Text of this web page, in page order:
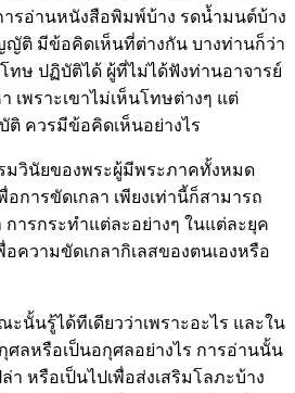
รอ่านหนังสือพิมพ์บ้าง รดน้ำมนต์บ้าง
ติ มีข้อคิดเห็นที่ต่างกัน บางท่านก็ว่า
ทษ ปฏิบัติได้ ผู้ที่ไม่ได้ฟังท่านอาจารย์
เพราะเขาไม่เห็นโทษต่างๆ แต่
ติ ควรมีข้อคิดเห็นอย่างไร
มวินัยของพระผู้มีพระภาคทั้งหมด
อการขัดเกลา เพียงเท่านี้ก็สามารถ
ารกระทำแต่ละอย่างๆ ในแต่ละยุค
ความขัดเกลากิเลสของตนเองหรือ
นั้นรู้ได้ทีเดียวว่าเพราะอะไร และใน
ลหรือเป็นอกุศลอย่างไร การอ่านนั้น
า หรือเป็นไปเพื่อส่งเสริมโลภะบ้าง